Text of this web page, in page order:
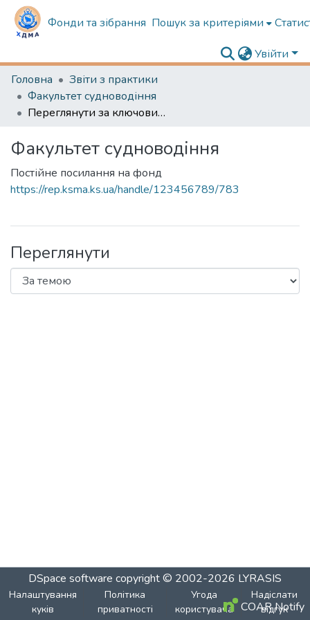
Фонди та зібрання Пошук за критеріями
Увійти
Головна
Звіти з практики
Факультет судноводіння
Переглянути за ключовими словами
Факультет судноводіння
Постійне посилання на фонд
https://rep.ksma.ks.ua/handle/123456789/783
Переглянути
DSpace software copyright © 2002-2026 LYRASIS
Налаштування
куків
Політика
приватності
Угода
користувача
Надіслати
відгук
COAR Notify